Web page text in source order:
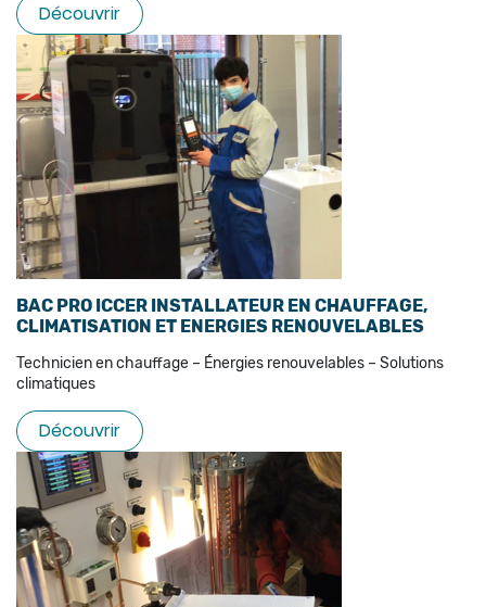
Découvrir
BAC PRO ICCER INSTALLATEUR EN CHAUFFAGE,
CLIMATISATION ET ENERGIES RENOUVELABLES
Technicien en chauffage – Énergies renouvelables – Solutions
climatiques
Découvrir